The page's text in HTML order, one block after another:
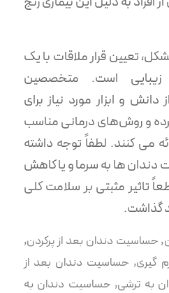
تعیین قرار ملاقات با یک
است. متخصصین
دانش و ابزار مورد نیاز برای
کرده و روش‌های درمانی مناسب
می کنند. لطفاً توجه داشته
دندان ها به سرما و یا کاهش
تاثیر مثبتی بر سلامت کلی
گذاشت.
, حساسیت دندان بعد از پرکردن,
گیری, حساسیت دندان بعد از
به ترشی, حساسیت دندان به